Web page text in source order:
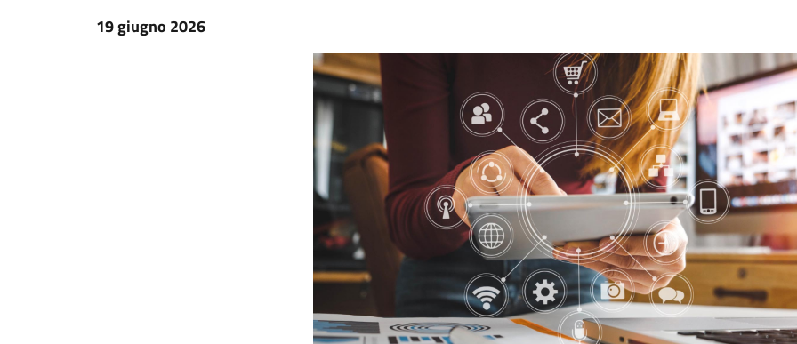
19 giugno 2026